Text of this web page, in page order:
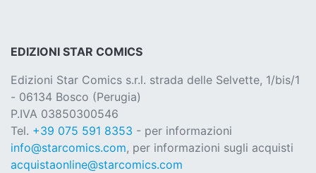
EDIZIONI STAR COMICS
Edizioni Star Comics s.r.l. strada delle Selvette, 1/bis/1
- 06134 Bosco (Perugia)
P.IVA 03850300546
Tel. +39 075 591 8353 - per informazioni
info@starcomics.com, per informazioni sugli acquisti
acquistaonline@starcomics.com